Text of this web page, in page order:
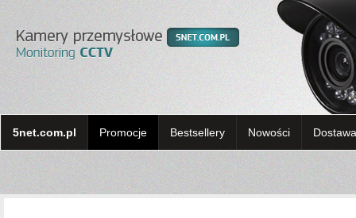
5net.com.pl Promocje Bestsellery Nowości